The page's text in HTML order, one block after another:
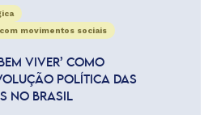
movimentos sociais
VIVER’ COMO
POLÍTICA DAS
NO BRASIL